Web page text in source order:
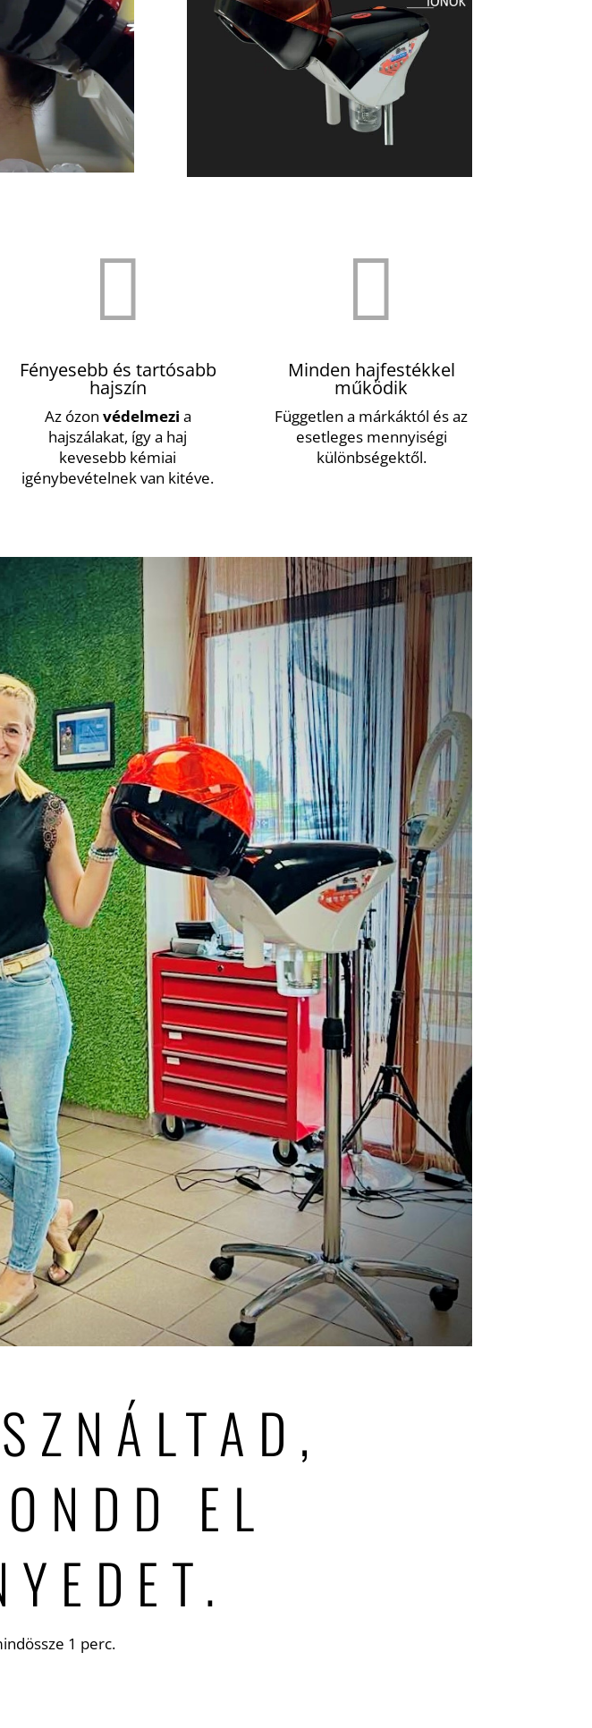

Fényesebb és tartósabb
hajszín
Az ózon védelmezi a
hajszálakat, így a haj
kevesebb kémiai
igénybevételnek van kitéve.

Minden hajfestékkel
működik
Független a márkáktól és az
esetleges mennyiségi
különbségektől.
EL
1 perc.